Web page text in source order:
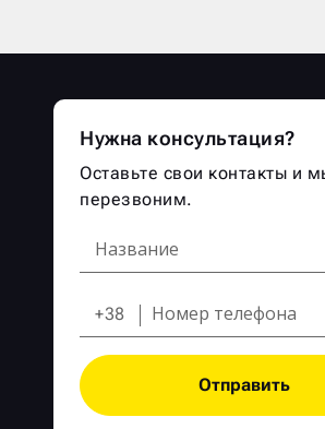
Нужна консультация?
Оставьте свои контакты и
перезвоним.
+38
Отправить